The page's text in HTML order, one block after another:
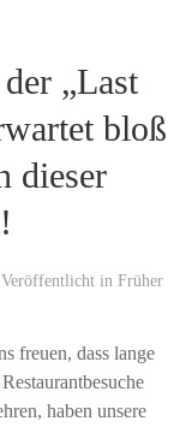
„Last
bloß
dieser
in Früher
freuen, dass lange
haben unsere